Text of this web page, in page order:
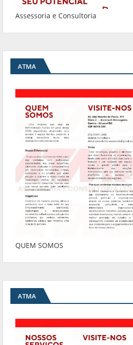
Assessoria e Consultoria
ATMA
QUEM SOMOS
ATMA